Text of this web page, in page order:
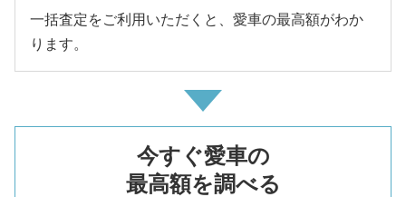
一括査定をご利用いただくと、愛車の最高額がわか
ります。
今すぐ愛車の
最高額を調べる